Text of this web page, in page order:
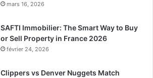
mars 16, 2026
SAFTI Immobilier: The Smart Way to Buy
or Sell Property in France 2026
février 24, 2026
Clippers vs Denver Nuggets Match